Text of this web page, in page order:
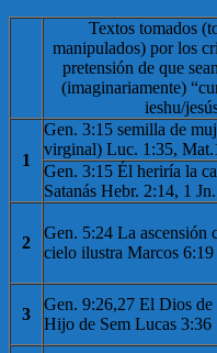
Textos tomados
manipulados) por los
pretensión de que
(imaginariamente)
ieshu/
1
Gen. 3:15 semilla de
virginal) Luc. 1:35,
Gen. 3:15 Él heriría la
Satanás Hebr. 2:14, 1
2
Gen. 5:24 La ascensión
cielo ilustra Marcos 6:19
3
Gen. 9:26,27 El Dios de
Hijo de Sem Lucas 3:36